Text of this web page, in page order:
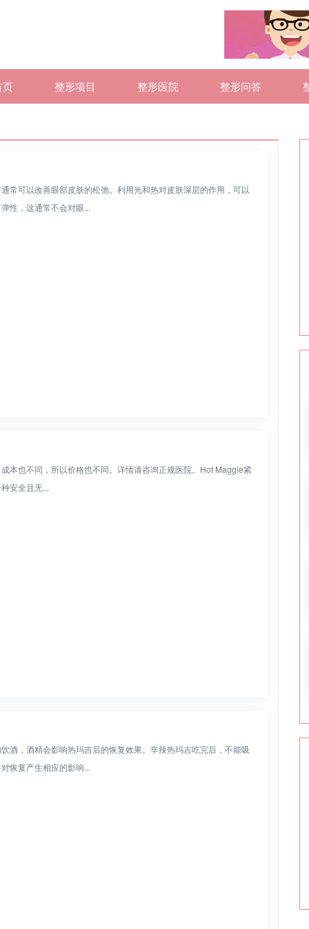
整形项目 整形医院 整形问答
常可以改善眼部皮肤的松弛。利用光和热对皮肤深层的作用，可以
性，这通常不会对眼...
本也不同，所以价格也不同。详情请咨询正规医院。Hot Maggie紧
安全且无...
酒，酒精会影响热玛吉后的恢复效果。辛辣热玛吉吃完后，不能吸
恢复产生相应的影响...